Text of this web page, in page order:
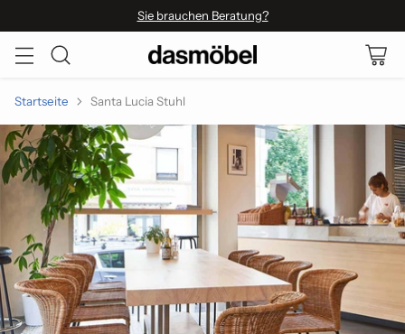
Sie brauchen Beratung?
Startseite Santa Lucia Stuhl